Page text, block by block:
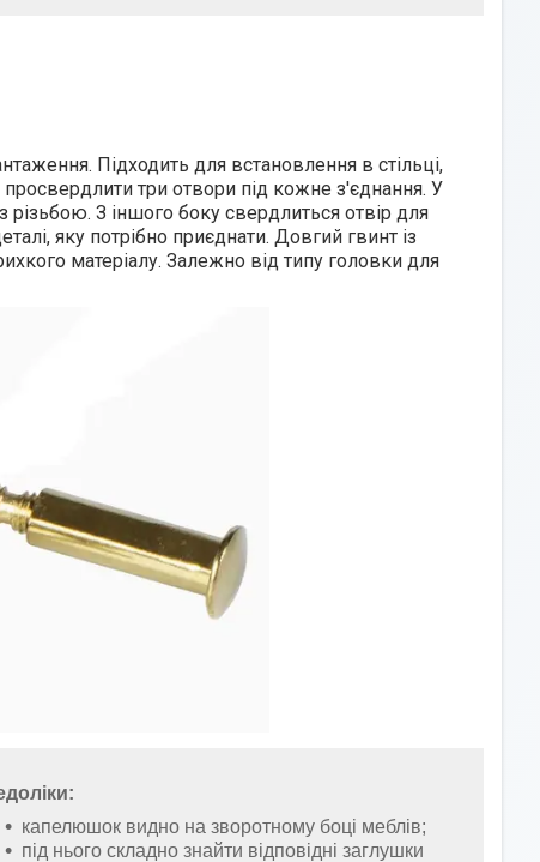
Підходить для встановлення в стільці,
три отвори під кожне з'єднання. У
З іншого боку свердлиться отвір для
яку потрібно приєднати. Довгий гвинт із
матеріалу. Залежно від типу головки для
капелюшок видно на зворотному боці меблів;
під нього складно знайти відповідні заглушки